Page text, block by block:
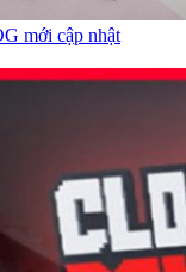
mới cập nhật